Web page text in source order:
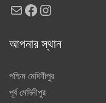
MailFacebook
Instagram
আপনার স্থান
পশ্চিম মেদিনীপুর
পূর্ব মেদিনীপুর